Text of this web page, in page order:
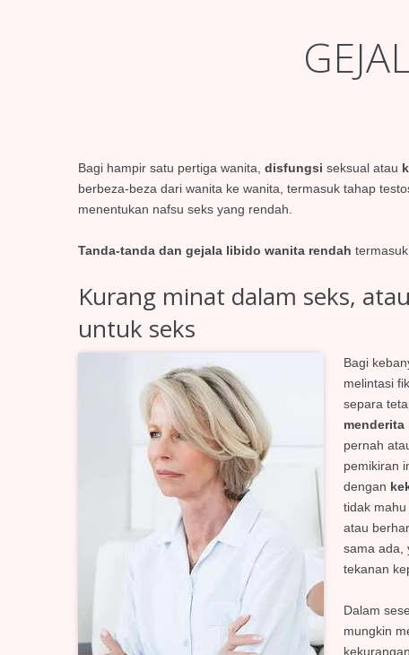
Bagi hampir satu pertiga wanita, disfungsi seksual atau
berbeza-beza dari wanita ke wanita, termasuk tahap
menentukan nafsu seks yang rendah.
Tanda-tanda dan gejala libido wanita rendah
Kurang minat dalam seks,
untuk seks
Bagi
melintasi
separa
pernah
pemikiran
dengan
tidak
atau
sama ada,
tekanan
Dalam
mungkin